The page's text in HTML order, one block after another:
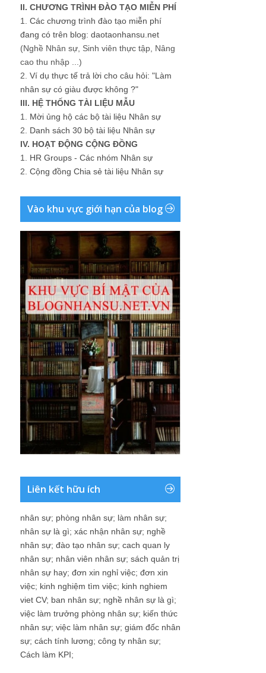
II. CHƯƠNG TRÌNH ĐÀO TẠO MIỄN PHÍ
1. Các chương trình đào tạo miễn phí
đang có trên blog: daotaonhansu.net
(Nghề Nhân sự, Sinh viên thực tập, Nâng
cao thu nhập ...)
2. Ví dụ thực tế trả lời cho câu hỏi: "Làm
nhân sự có giàu được không ?"
III. HỆ THỐNG TÀI LIỆU MẪU
1. Mời ủng hộ các bộ tài liệu Nhân sự
2. Danh sách 30 bộ tài liệu Nhân sự
IV. HOẠT ĐỘNG CỘNG ĐỒNG
1. HR Groups - Các nhóm Nhân sự
2. Cộng đồng Chia sẻ tài liệu Nhân sự
Vào khu vực giới hạn của blog
Liên kết hữu ích
nhân sự; phòng nhân sự; làm nhân sự;
nhân sự là gì; xác nhận nhân sự; nghề
nhân sự; đào tạo nhân sự; cach quan ly
nhân sự; nhân viên nhân sự; sách quản trị
nhân sự hay; đơn xin nghỉ việc; đơn xin
việc; kinh nghiệm tìm việc; kinh nghiem
viet CV; ban nhân sự; nghề nhân sự là gì;
việc làm trưởng phòng nhân sự; kiến thức
nhân sự; việc làm nhân sự; giám đốc nhân
sự; cách tính lương; công ty nhân sự;
Cách làm KPI;